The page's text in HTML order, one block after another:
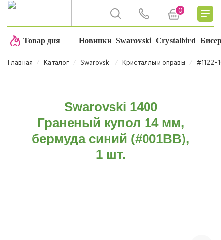
0
Товар дня Новинки Swarovski Crystalbird
Главная ⁄ Каталог ⁄ Swarovski ⁄ Кристаллы и оправы ⁄ #1122-
Swarovski 1400
Граненый купол 14 мм,
бермуда синий (#001BB),
1 шт.